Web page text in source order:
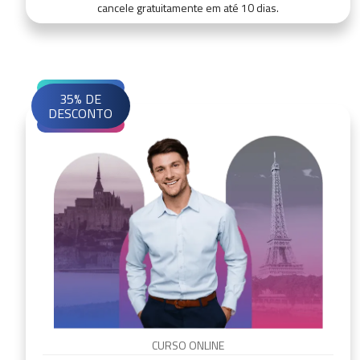
cancele gratuitamente em até 10 dias.
CURSO ONLINE
35% DE
DESCONTO